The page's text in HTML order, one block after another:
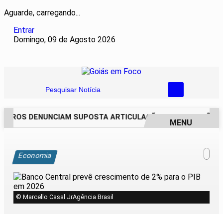
Aguarde, carregando...
Entrar
Domingo, 09 de Agosto 2026
Pesquisar Notícia
DENUNCIAM SUPOSTA ARTICULAÇÃO PARA INVASÕES
MENU
Economia
© Marcello Casal JrAgência Brasil